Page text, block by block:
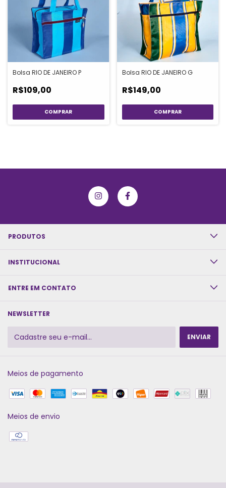
Bolsa RIO DE JANEIRO P
R$109,00
Bolsa RIO DE JANEIRO G
R$149,00
PRODUTOS
INSTITUCIONAL
ENTRE EM CONTATO
NEWSLETTER
Meios de pagamento
Meios de envio